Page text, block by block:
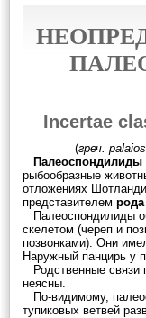
Incertae
(греч. palaios
Палеоспондилиды
рыбообразные
отложениях
представителем
Палеоспондилиды
скелетом (череп и
позвонками). Они
Наружный панцирь у
Родственные связи
неясны.
По-видимому,
тупиковых ветвей